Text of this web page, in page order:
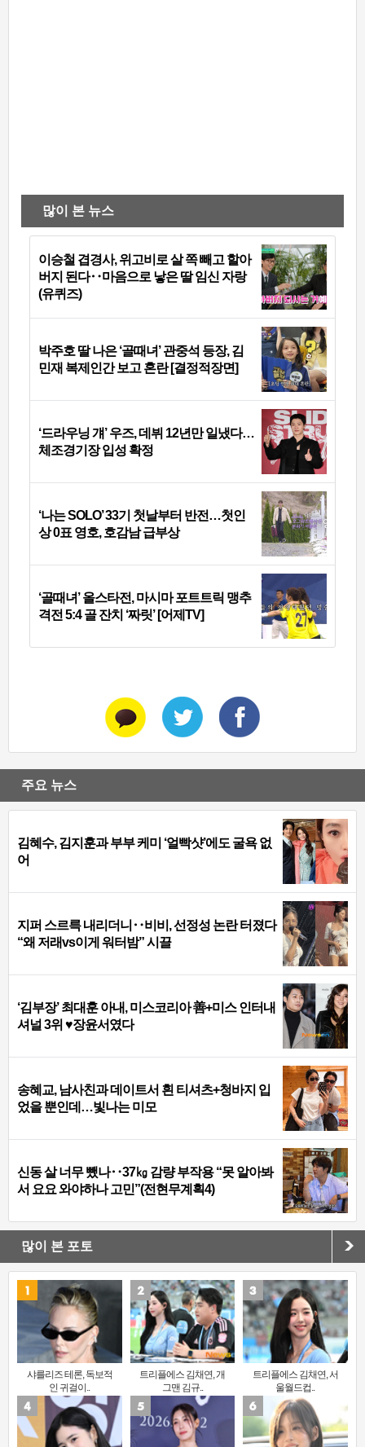
많이 본 뉴스
이승철 겹경사, 위고비로 살 쪽 빼고 할아
버지 된다‥마음으로 낳은 딸 임신 자랑
(유퀴즈)
박주호 딸 나은 ‘골때녀’ 관중석 등장, 김
민재 복제인간 보고 혼란 [결정적장면]
‘드라우닝 걔’ 우즈, 데뷔 12년만 일냈다…
체조경기장 입성 확정
‘나는 SOLO’ 33기 첫날부터 반전…첫인
상 0표 영호, 호감남 급부상
‘골때녀’ 올스타전, 마시마 포트트릭 맹추
격전 5:4 골 잔치 ‘짜릿’ [어제TV]
주요 뉴스
김혜수, 김지훈과 부부 케미 ‘얼빡샷’에도 굴욕 없
어
지퍼 스르륵 내리더니‥비비, 선정성 논란 터졌다
“왜 저래vs이게 워터밤” 시끌
‘김부장’ 최대훈 아내, 미스코리아 善+미스 인터내
셔널 3위 ♥장윤서였다
송혜교, 남사친과 데이트서 흰 티셔츠+청바지 입
었을 뿐인데…빛나는 미모
신동 살 너무 뺐나‥37㎏ 감량 부작용 “못 알아봐
서 요요 와야하나 고민”(전현무계획4)
많이 본 포토
샤를리즈 테론, 독보적
인 귀걸이..
트리플에스 김채연, 개
그맨 김규..
트리플에스 김채연, 서
울월드컵..